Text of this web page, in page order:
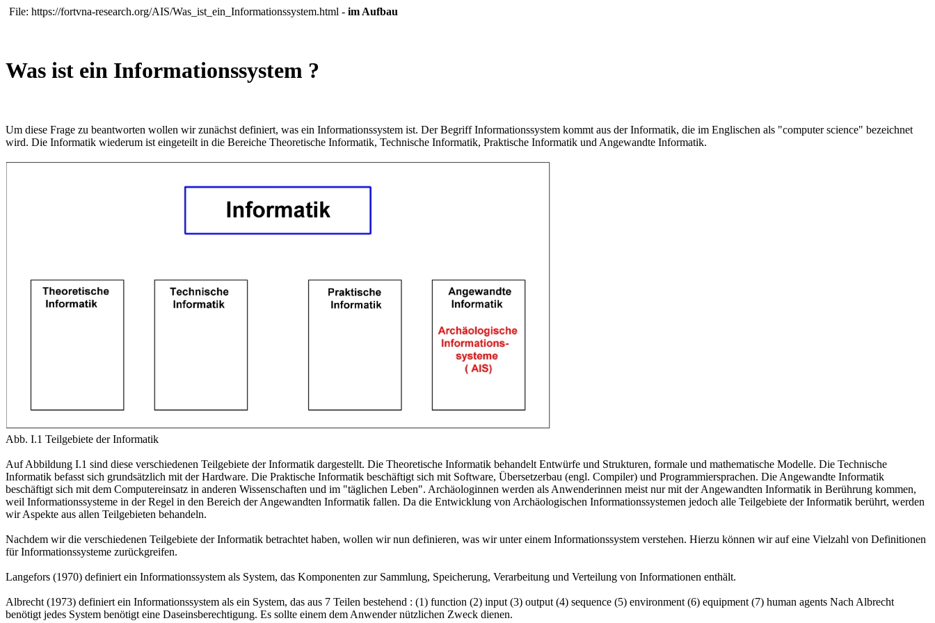
File: https://fortvna-research.org/AIS/Was_ist_ein_Informationssystem.html - im Aufbau
Was ist ein Informationssystem ?
Um diese Frage zu beantworten wollen wir zunächst definiert, was ein Informationssystem ist. Der Begriff Informationssystem kommt aus der Informatik, die im Englischen als "computer science" bezeichnet
wird. Die Informatik wiederum ist eingeteilt in die Bereiche Theoretische Informatik, Technische Informatik, Praktische Informatik und Angewandte Informatik.
Abb. I.1 Teilgebiete der Informatik
Auf Abbildung I.1 sind diese verschiedenen Teilgebiete der Informatik dargestellt. Die Theoretische Informatik behandelt Entwürfe und Strukturen, formale und mathematische Modelle. Die Technische
Informatik befasst sich grundsätzlich mit der Hardware. Die Praktische Informatik beschäftigt sich mit Software, Übersetzerbau (engl. Compiler) und Programmiersprachen. Die Angewandte Informatik
beschäftigt sich mit dem Computereinsatz in anderen Wissenschaften und im "täglichen Leben". Archäologinnen werden als Anwenderinnen meist nur mit der Angewandten Informatik in Berührung kommen,
weil Informationssysteme in der Regel in den Bereich der Angewandten Informatik fallen. Da die Entwicklung von Archäologischen Informationssystemen jedoch alle Teilgebiete der Informatik berührt, werden
wir Aspekte aus allen Teilgebieten behandeln.
Nachdem wir die verschiedenen Teilgebiete der Informatik betrachtet haben, wollen wir nun definieren, was wir unter einem Informationssystem verstehen. Hierzu können wir auf eine Vielzahl von Definitionen
für Informationssysteme zurückgreifen.
Langefors (1970) definiert ein Informationssystem als System, das Komponenten zur Sammlung, Speicherung, Verarbeitung und Verteilung von Informationen enthält.
Albrecht (1973) definiert ein Informationssystem als ein System, das aus 7 Teilen bestehend : (1) function (2) input (3) output (4) sequence (5) environment (6) equipment (7) human agents Nach Albrecht
benötigt jedes System benötigt eine Daseinsberechtigung. Es sollte einem dem Anwender nützlichen Zweck dienen.